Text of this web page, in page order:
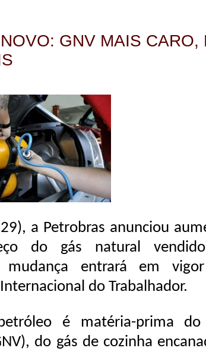
GNV MAIS CARO,
a Petrobras anunciou
do gás natural
mudança entrará em
do Trabalhador.
é matéria-prima do
do gás de cozinha